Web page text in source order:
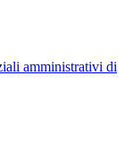
amministrativi di